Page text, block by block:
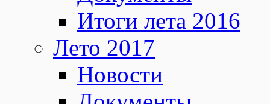
Итоги лета 2016
Лето 2017
Новости